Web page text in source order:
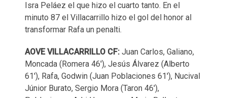
Isra Peláez el que hizo el cuarto tanto. En el
minuto 87 el Villacarrillo hizo el gol del honor al
transformar Rafa un penalti.
AOVE VILLACARRILLO CF: Juan Carlos, Galiano,
Moncada (Romera 46'), Jesús Álvarez (Alberto
61'), Rafa, Godwin (Juan Poblaciones 61'), Nucival
Júnior Burato, Sergio Mora (Taron 46'),